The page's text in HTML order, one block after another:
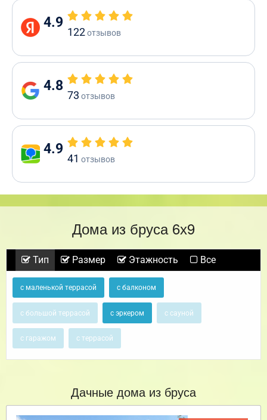
4.9
122отзывов
4.8
73 отзывов
4.9
41 отзывов
Дома из бруса 6х9
Тип Размер Этажность Все
с маленькой террасой с балконом
с большой террасой с эркером с сауной
с гаражом с террасой
Дачные дома из бруса